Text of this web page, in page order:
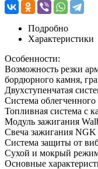
Подробно
Характеристики
Особенности:
Возможность резки
бордюрного камня,
Двухступенчатая
Система
Топливная система с
Модуль зажигания
Свеча зажигания
Система защиты от
Сухой и мокрый
Основные